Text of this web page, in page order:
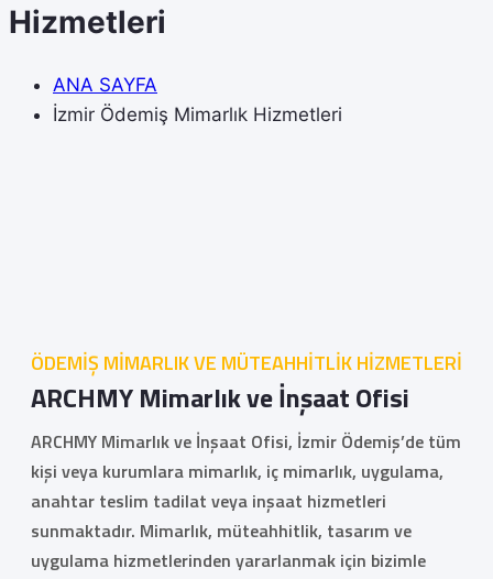
Hizmetleri
ANA SAYFA
İzmir Ödemiş Mimarlık Hizmetleri
ÖDEMİŞ MİMARLIK VE MÜTEAHHİTLİK HİZMETLERİ
ARCHMY Mimarlık ve İnşaat Ofisi
ARCHMY Mimarlık ve İnşaat Ofisi, İzmir Ödemiş’de tüm
kişi veya kurumlara mimarlık, iç mimarlık, uygulama,
anahtar teslim tadilat veya inşaat hizmetleri
sunmaktadır. Mimarlık, müteahhitlik, tasarım ve
uygulama hizmetlerinden yararlanmak için bizimle